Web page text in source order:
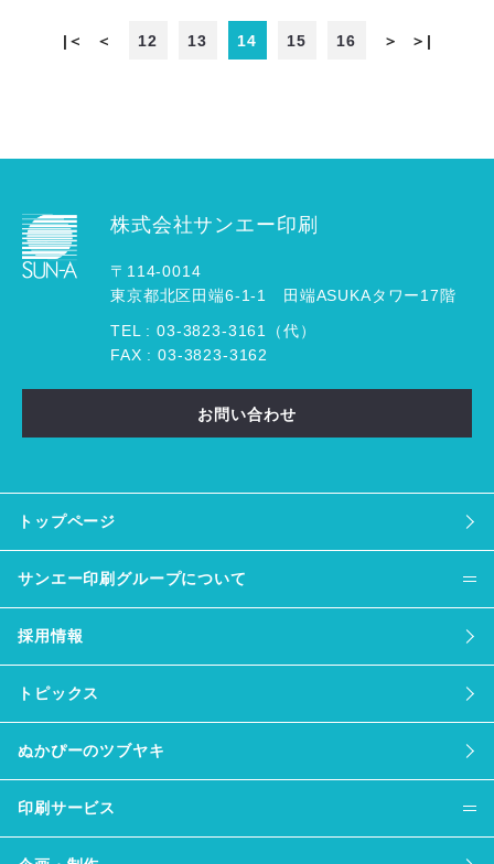
|＜ ＜ 12 13 14 15 16 ＞ ＞|
株式会社サンエー印刷
〒114-0014
東京都北区田端6-1-1 田端ASUKAタワー17階
TEL :03-3823-3161（代）
FAX : 03-3823-3162
お問い合わせ
トップページ
サンエー印刷グループについて
採用情報
トピックス
ぬかぴーのツブヤキ
印刷サービス